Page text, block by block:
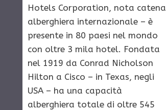
Hotels Corporation, nota catena
alberghiera internazionale – è
presente in 80 paesi nel mondo
con oltre 3 mila hotel. Fondata
nel 1919 da Conrad Nicholson
Hilton a Cisco – in Texas, negli
USA – ha una capacità
alberghiera totale di oltre 545